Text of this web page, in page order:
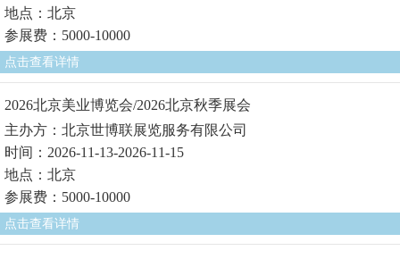
地点：北京
参展费：5000-10000
点击查看详情
2026北京美业博览会/2026北京秋季展会
主办方：北京世博联展览服务有限公司
时间：2026-11-13-2026-11-15
地点：北京
参展费：5000-10000
点击查看详情